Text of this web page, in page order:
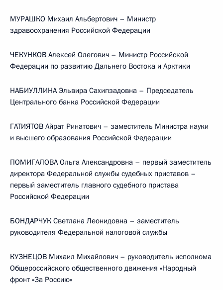
МУРАШКО Михаил Альбертович – Министр
здравоохранения Российской Федерации
ЧЕКУНКОВ Алексей Олегович – Министр Российской
Федерации по развитию Дальнего Востока и Арктики
НАБИУЛЛИНА Эльвира Сахипзадовна – Председатель
Центрального банка Российской Федерации
ГАТИЯТОВ Айрат Ринатович – заместитель Министра науки
и высшего образования Российской Федерации
ПОМИГАЛОВА Ольга Александровна – первый заместитель
директора Федеральной службы судебных приставов –
первый заместитель главного судебного пристава
Российской Федерации
БОНДАРЧУК Светлана Леонидовна – заместитель
руководителя Федеральной налоговой службы
КУЗНЕЦОВ Михаил Михайлович – руководитель исполкома
Общероссийского общественного движения «Народный
фронт «За Россию»